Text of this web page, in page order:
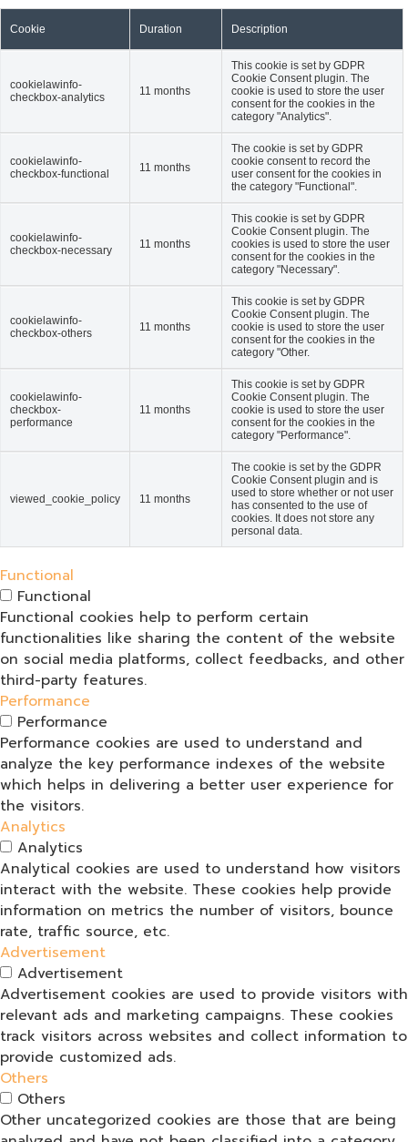
Cookie Duration Description
cookielawinfo-
checkbox-analytics
11 months
This cookie is set by GDPR
Cookie Consent plugin. The
cookie is used to store the user
consent for the cookies in the
category "Analytics".
cookielawinfo-
checkbox-functional
11 months
The cookie is set by GDPR
cookie consent to record the
user consent for the cookies in
the category "Functional".
cookielawinfo-
checkbox-necessary
11 months
This cookie is set by GDPR
Cookie Consent plugin. The
cookies is used to store the user
consent for the cookies in the
category "Necessary".
cookielawinfo-
checkbox-others
11 months
This cookie is set by GDPR
Cookie Consent plugin. The
cookie is used to store the user
consent for the cookies in the
category "Other.
cookielawinfo-
checkbox-
performance
11 months
This cookie is set by GDPR
Cookie Consent plugin. The
cookie is used to store the user
consent for the cookies in the
category "Performance".
viewed_cookie_policy 11 months
The cookie is set by the GDPR
Cookie Consent plugin and is
used to store whether or not user
has consented to the use of
cookies. It does not store any
personal data.
Functional
Functional
Functional cookies help to perform certain
functionalities like sharing the content of the website
on social media platforms, collect feedbacks, and other
third-party features.
Performance
Performance
Performance cookies are used to understand and
analyze the key performance indexes of the website
which helps in delivering a better user experience for
the visitors.
Analytics
Analytics
Analytical cookies are used to understand how visitors
interact with the website. These cookies help provide
information on metrics the number of visitors, bounce
rate, traffic source, etc.
Advertisement
Advertisement
Advertisement cookies are used to provide visitors with
relevant ads and marketing campaigns. These cookies
track visitors across websites and collect information to
provide customized ads.
Others
Others
Other uncategorized cookies are those that are being